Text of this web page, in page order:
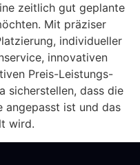
zeitlich gut geplante
Mit präziser
individueller
innovativen
Preis-Leistungs-
sicherstellen, dass die
angepasst ist und das
wird.